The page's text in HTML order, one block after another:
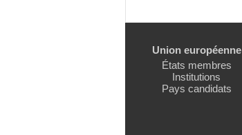
Union européenne
États membres
Institutions
Pays candidats